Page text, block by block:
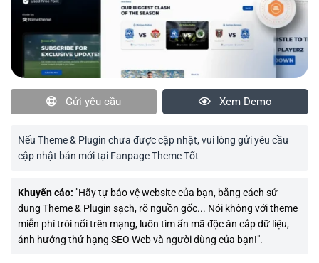
Gửi yêu cầu Xem Demo
Nếu Theme & Plugin chưa được cập nhật, vui lòng gửi yêu cầu
cập nhật bản mới tại Fanpage Theme Tốt
Khuyến cáo: "Hãy tự bảo vệ website của bạn, bằng cách sử
dụng Theme & Plugin sạch, rõ nguồn gốc... Nói không với theme
miễn phí trôi nổi trên mạng, luôn tìm ẩn mã độc ăn cắp dữ liệu,
ảnh hưởng thứ hạng SEO Web và người dùng của bạn!".